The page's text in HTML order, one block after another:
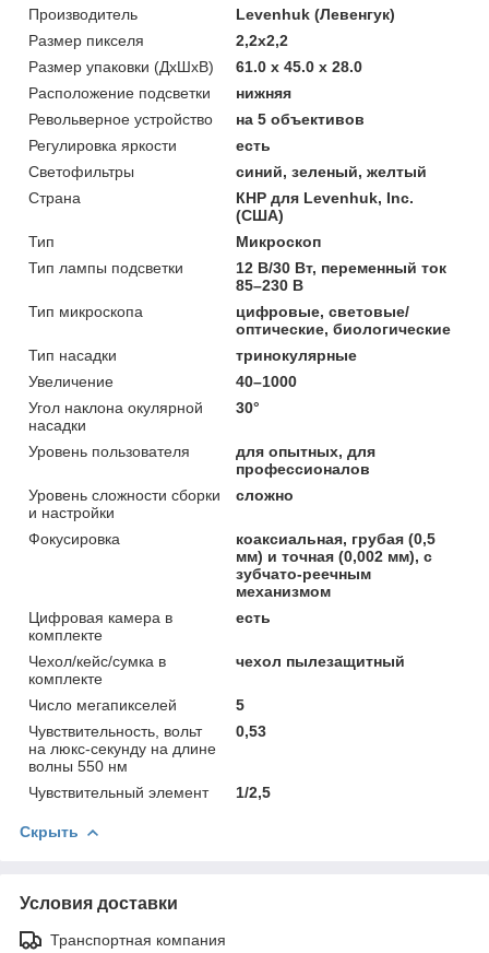
Производитель
Levenhuk (Левенгук)
Размер пикселя
2,2x2,2
Размер упаковки (ДхШхВ)
61.0 x 45.0 x 28.0
Расположение подсветки
нижняя
Револьверное устройство
на 5 объективов
Регулировка яркости
есть
Светофильтры
синий, зеленый, желтый
Страна
КНР для Levenhuk, Inc.
(США)
Тип
Микроскоп
Тип лампы подсветки
12 В/30 Вт, переменный ток
85–230 В
Тип микроскопа
цифровые, световые/
оптические, биологические
Тип насадки
тринокулярные
Увеличение
40–1000
Угол наклона окулярной
насадки
30°
Уровень пользователя
для опытных, для
профессионалов
Уровень сложности сборки
и настройки
сложно
Фокусировка
коаксиальная, грубая (0,5
мм) и точная (0,002 мм), с
зубчато-реечным
механизмом
Цифровая камера в
комплекте
есть
Чехол/кейс/сумка в
комплекте
чехол пылезащитный
Число мегапикселей
5
Чувствительность, вольт
на люкс-секунду на длине
волны 550 нм
0,53
Чувствительный элемент 1/2,5
Скрыть
Условия доставки
Транспортная компания